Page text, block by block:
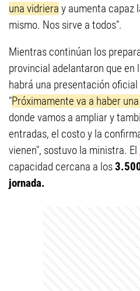
una vidriera y aumenta capaz
mismo. Nos sirve a todos".
Mientras continúan los
provincial adelantaron que en
habrá una presentación
"Próximamente va a haber
donde vamos a ampliar y
entradas, el costo y la
vienen", sostuvo la ministra. El
capacidad cercana a los
jornada.